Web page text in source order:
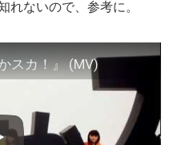
れないので、参考に。
スカ！』 (MV)